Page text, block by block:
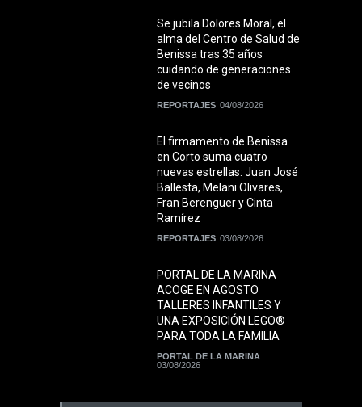
Se jubila Dolores Moral, el
alma del Centro de Salud de
Benissa tras 35 años
cuidando de generaciones
de vecinos
REPORTAJES 04/08/2026
El firmamento de Benissa
en Corto suma cuatro
nuevas estrellas: Juan José
Ballesta, Melani Olivares,
Fran Berenguer y Cinta
Ramírez
REPORTAJES 03/08/2026
PORTAL DE LA MARINA
ACOGE EN AGOSTO
TALLERES INFANTILES Y
UNA EXPOSICIÓN LEGO®
PARA TODA LA FAMILIA
PORTAL DE LA MARINA
03/08/2026